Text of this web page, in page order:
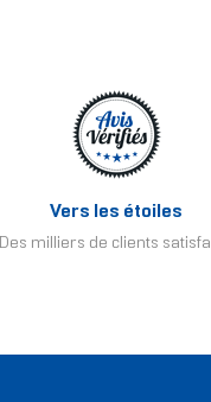
Vers les étoiles
Des milliers de clients